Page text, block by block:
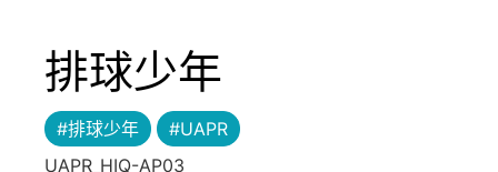
排球少年
#排球少年
#UAPR
UAPR_HIQ-AP03